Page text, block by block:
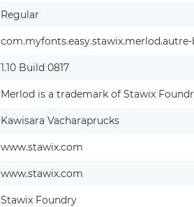
Regular
1.10 Build 0817
Merlod is a trademark of Stawix
Kawisara Vacharaprucks
www.stawix.com
www.stawix.com
Stawix Foundry